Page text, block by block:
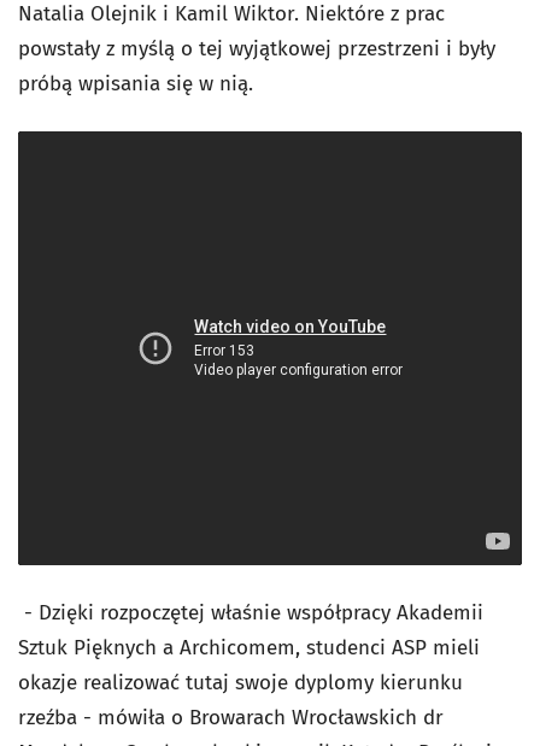
Natalia Olejnik i Kamil Wiktor. Niektóre z prac
powstały z myślą o tej wyjątkowej przestrzeni i były
próbą wpisania się w nią.
- Dzięki rozpoczętej właśnie współpracy Akademii
Sztuk Pięknych a Archicomem, studenci ASP mieli
okazje realizować tutaj swoje dyplomy kierunku
rzeźba - mówiła o Browarach Wrocławskich dr